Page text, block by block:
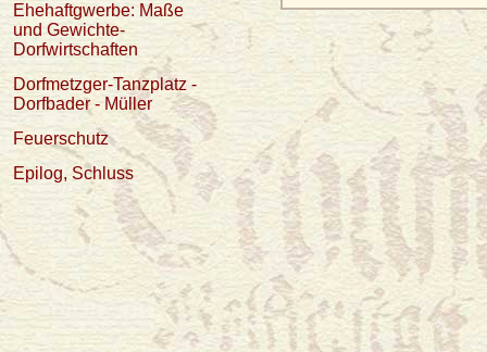
Ehehaftgwerbe: Maße
und Gewichte-
Dorfwirtschaften
Dorfmetzger-Tanzplatz -
Dorfbader - Müller
Feuerschutz
Epilog, Schluss